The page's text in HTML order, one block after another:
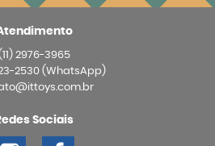
2976-3965
2530 (WhatsApp)
Sociais